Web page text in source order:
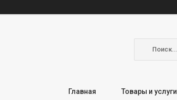
Главная Товары и услуги